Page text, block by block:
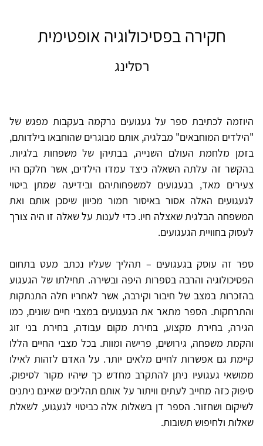
חקירה בפסיכולוגיה אופטימית
רסלינג
היוזמה לכתיבת ספר על געגועים נרקמה בעקבות מפגש של
"הילדים המוחבאים" מבלגיה, אותם מבוגרים שהוחבאו בילדותם,
בזמן מלחמת העולם השנייה, בבתיהן של משפחות בלגיות.
בהקשר זה עלתה השאלה כיצד עמדו הילדים, אשר חלקם היו
צעירים מאד, בגעגועים למשפחותיהם ובידיעה שמתן ביטוי
לגעגועים האלה אסור באיסור חמור מכיוון שיסכן אותם ואת
המשפחה הבלגית שאצלה חיו. כדי לענות על שאלה זו היה צורך
לעסוק בחוויית הגעגועים.
ספר זה עוסק בגעגועים – תהליך שעליו נכתב מעט בתחום
הפסיכולוגיה והרבה בספרות היפה ובשירה. תחילתו של הגעגוע
בהזכרות במצב של חיבור וקירבה, אשר לאחריו חלה התנתקות
והתרחקות. הספר מתאר את הגעגועים במצבי חיים שונים, כמו
הגירה, בחירת מקצוע, בחירת מקום עבודה, בחירת בני זוג
והקמת משפחה, גירושים, פרישה ומוות. בכל מצבי החיים הללו
קיימת גם אפשרות לחיים מלאים יותר. על האדם לזהות לאילו
ממושאי געגועיו ניתן להתקרב מחדש כך שיהיו מקור לסיפוק.
סיפוק כזה מחייב לעתים וויתור על אותם תהליכים שאינם ניתנים
לשיקום ושחזור. הספר דן בשאלות אלה כביטוי לגעגוע, לשאלת
שאלות ולחיפוש תשובות.